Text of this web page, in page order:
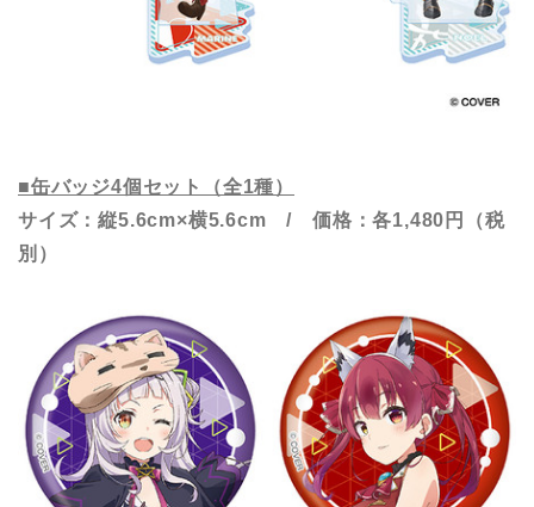
■缶バッジ4個セット（全1種）
サイズ：縦5.6cm×横5.6cm / 価格：各1,480円（税
別）